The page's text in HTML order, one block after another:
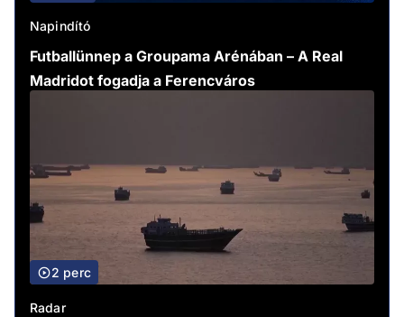
Napindító
Futballünnep a Groupama Arénában – A Real
Madridot fogadja a Ferencváros
2 perc
Radar